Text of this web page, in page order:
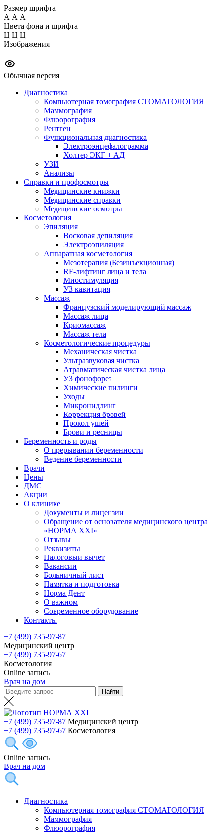
Размер шрифта
А А А
Цвета фона и шрифта
Ц Ц Ц
Изображения
Обычная версия
Диагностика
Компьютерная томография СТОМАТОЛОГИЯ
Маммография
Флюорография
Рентген
Функциональная диагностика
Электроэнцефалограмма
Холтер ЭКГ + АД
УЗИ
Анализы
Справки и профосмотры
Медицинские книжки
Медицинские справки
Медицинские осмотры
Косметология
Эпиляция
Восковая депиляция
Электроэпиляция
Аппаратная косметология
Мезотерапия (Безинъекционная)
RF-лифтинг лица и тела
Миостимуляция
УЗ кавитация
Массаж
Французский моделирующий массаж
Массаж лица
Криомассаж
Массаж тела
Косметологические процедуры
Механическая чистка
Ультразвуковая чистка
Атравматическая чистка лица
УЗ фонофорез
Химические пилинги
Уходы
Микронидлинг
Коррекция бровей
Прокол ушей
Брови и ресницы
Беременность и роды
О прерывании беременности
Ведение беременности
Врачи
Цены
ДМС
Акции
О клинике
Документы и лицензии
Обращение от основателя медицинского центра
«НОРМА ХХI»
Отзывы
Реквизиты
Налоговый вычет
Вакансии
Больничный лист
Памятка и подготовка
Норма Дент
О важном
Современное оборудование
Контакты
+7 (499) 735-97-87
Медицинский центр
+7 (499) 735-97-67
Косметология
Online запись
Врач на дом
+7 (499) 735-97-87 Медицинский центр
+7 (499) 735-97-67 Косметология
Online запись
Врач на дом
Диагностика
Компьютерная томография СТОМАТОЛОГИЯ
Маммография
Флюорография